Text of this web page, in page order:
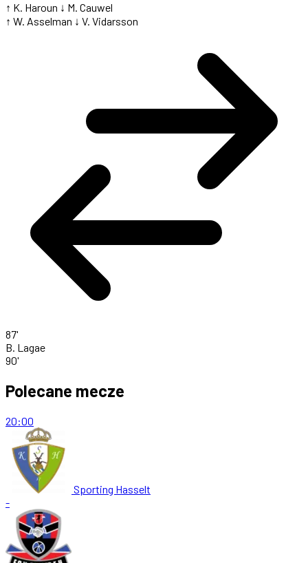
↑ K. Haroun ↓ M. Cauwel
↑ W. Asselman ↓ V. Vidarsson
87'
B. Lagae
90'
Polecane mecze
20:00
Sporting Hasselt
-